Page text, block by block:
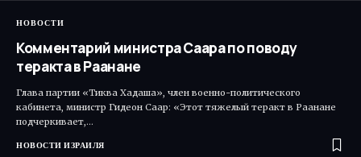
НОВОСТИ
Комментарий министра Саара по поводу
теракта в Раанане
Глава партии «Тиква Хадаша», член военно-политического
кабинета, министр Гидеон Саар: «Этот тяжелый теракт в Раанане
подчеркивает,…
НОВОСТИ ИЗРАИЛЯ